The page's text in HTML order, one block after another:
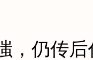
仍传后